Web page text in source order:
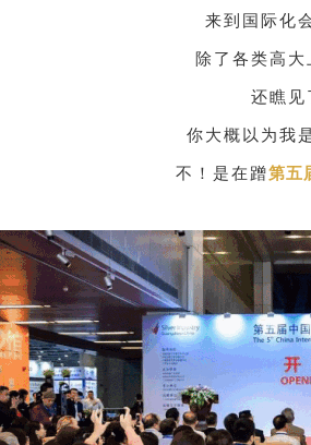
来到国际化
除了各类高
还瞧见
你大概以为我
不！是在蹭第五